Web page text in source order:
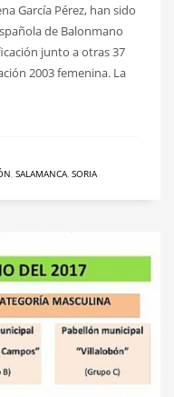
García Pérez, han sido
de Balonmano
junto a otras 37
2003 femenina. La
SALAMANCA SORIA